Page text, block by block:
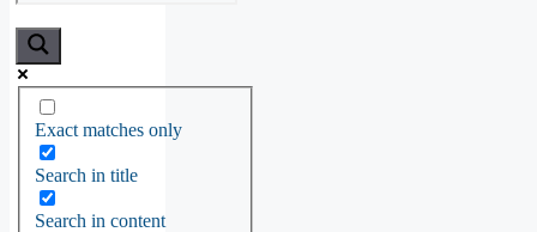
Exact matches only
Search in title
Search in content